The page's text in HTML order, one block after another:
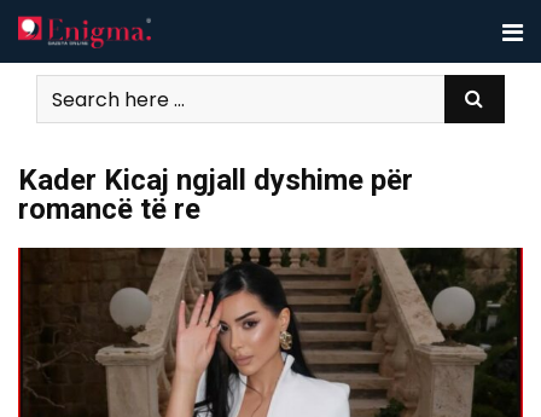
Skip
to
content
Kader Kicaj ngjall dyshime për
romancë të re